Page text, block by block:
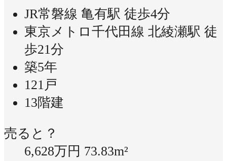
JR常磐線 亀有駅 徒歩4分
東京メトロ千代田線 北綾瀬駅 徒
歩21分
築5年
121戸
13階建
売ると？
6,628万円 73.83m²